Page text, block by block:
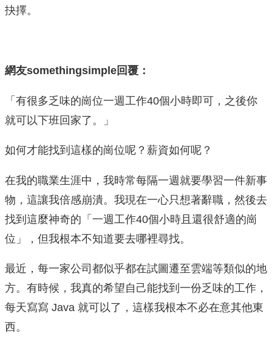
抉擇。
網友somethingsimple回覆：
「有很多乏味的崗位一週工作40個小時即可，之後你
就可以下班回家了。」
如何才能找到這樣的崗位呢？薪資如何呢？
在我的職業生涯中，我時常每隔一週就要學習一件新事
物，這讓我倍感崩潰。我現在一心只想著辭職，然後去
找到這麼神奇的「一週工作40個小時且還很舒適的崗
位」，但我根本不知道要去哪裡尋找。
最近，每一家公司都似乎都在試圖遷至雲端等類似的地
方。有時候，我真的希望自己能找到一份乏味的工作，
每天寫寫 Java 就可以了，這樣我根本不必在意其他東
西。